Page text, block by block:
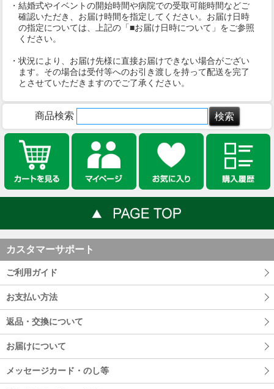
・結婚式やイベントの開始時間や病院での受取可能時間などご
確認いただき、お届け時間を指定してください。お届け日時
の指定については、上記の「■お届け日時について」をご参照
ください。
・状況により、お届け先様に直接お届けできない場合がござい
ます。その場合は受付等へのお引き渡しを持って配送を完了
とさせていただきますのでご了承ください。
商品検索
カスタマーサポート
ご利用ガイド
お支払い方法
返品・交換について
お届けについて
メッセージカード・のし等